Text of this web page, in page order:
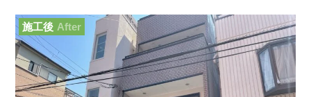
施工後 After